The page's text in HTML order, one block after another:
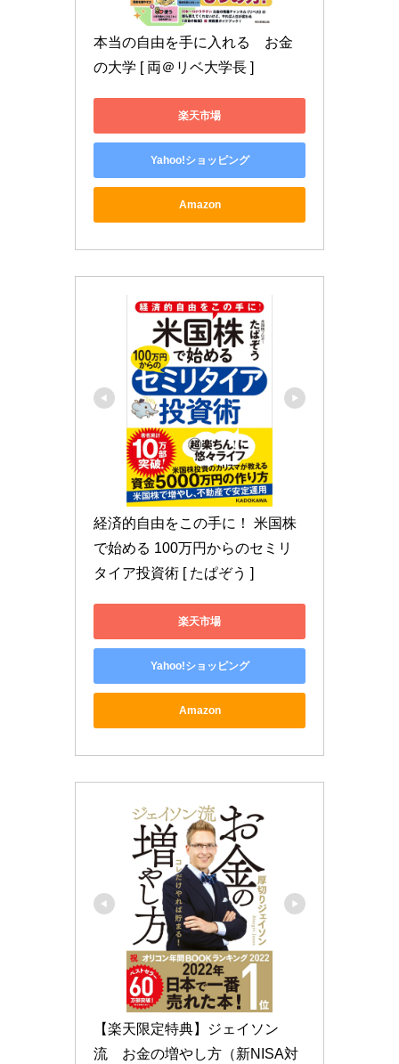
本当の自由を手に入れる　お金
の大学 [ 両＠リベ大学長 ]
楽天市場
Yahoo!ショッピング
Amazon
経済的自由をこの手に！ 米国株
で始める 100万円からのセミリ
タイア投資術 [ たぱぞう ]
楽天市場
Yahoo!ショッピング
Amazon
【楽天限定特典】ジェイソン
流　お金の増やし方（新NISA対